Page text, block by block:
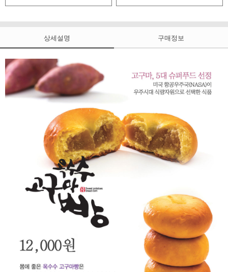
상세설명 구매정보